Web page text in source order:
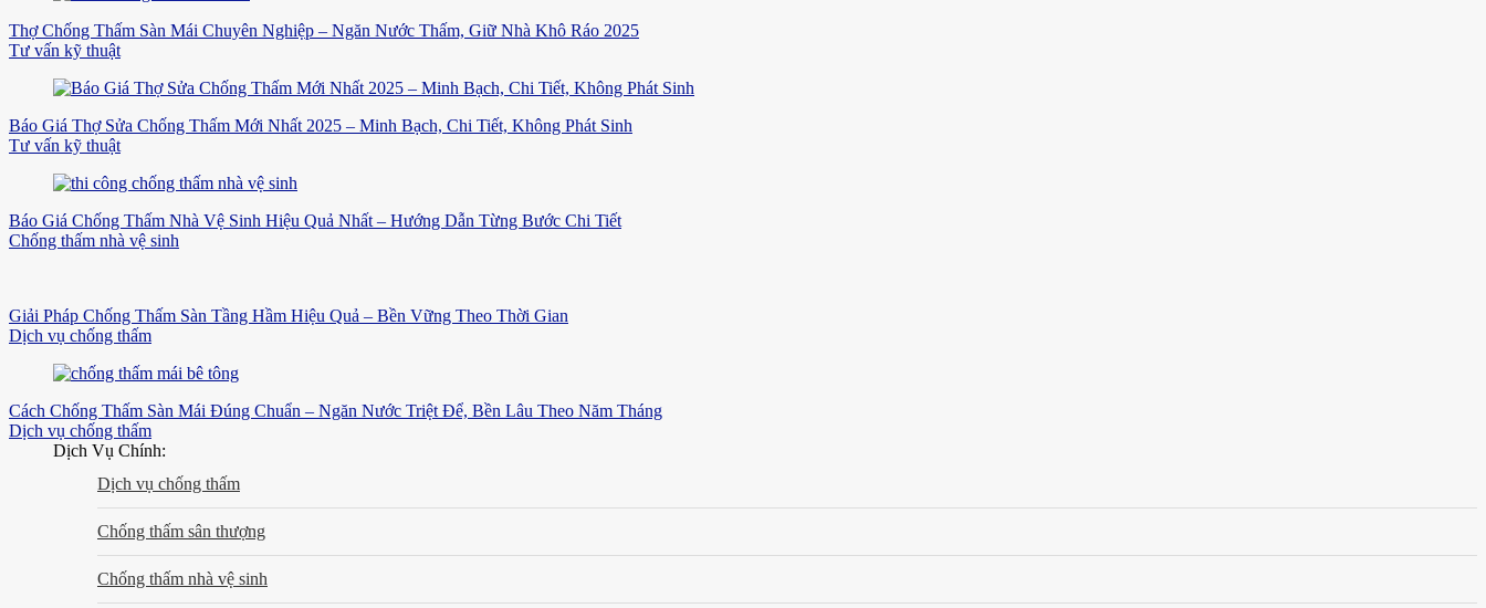
Thợ Chống Thấm Sàn Mái Chuyên Nghiệp – Ngăn Nước Thấm, Giữ Nhà Khô Ráo 2025
Tư vấn kỹ thuật
Báo Giá Thợ Sửa Chống Thấm Mới Nhất 2025 – Minh Bạch, Chi Tiết, Không Phát Sinh
Tư vấn kỹ thuật
Báo Giá Chống Thấm Nhà Vệ Sinh Hiệu Quả Nhất – Hướng Dẫn Từng Bước Chi Tiết
Chống thấm nhà vệ sinh
Giải Pháp Chống Thấm Sàn Tầng Hầm Hiệu Quả – Bền Vững Theo Thời Gian
Dịch vụ chống thấm
Cách Chống Thấm Sàn Mái Đúng Chuẩn – Ngăn Nước Triệt Để, Bền Lâu Theo Năm Tháng
Dịch vụ chống thấm
Dịch Vụ Chính:
Dịch vụ chống thấm
Chống thấm sân thượng
Chống thấm nhà vệ sinh